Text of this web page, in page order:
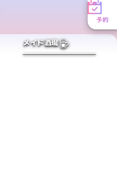
予約
メイド酒場
NEXT